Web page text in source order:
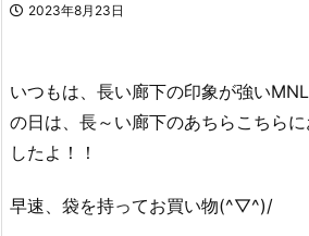
2023年8月23日
いつもは、長い廊下の印象が強い
の日は、長～い廊下のあちらこちら
したよ！！
早速、袋を持ってお買い物